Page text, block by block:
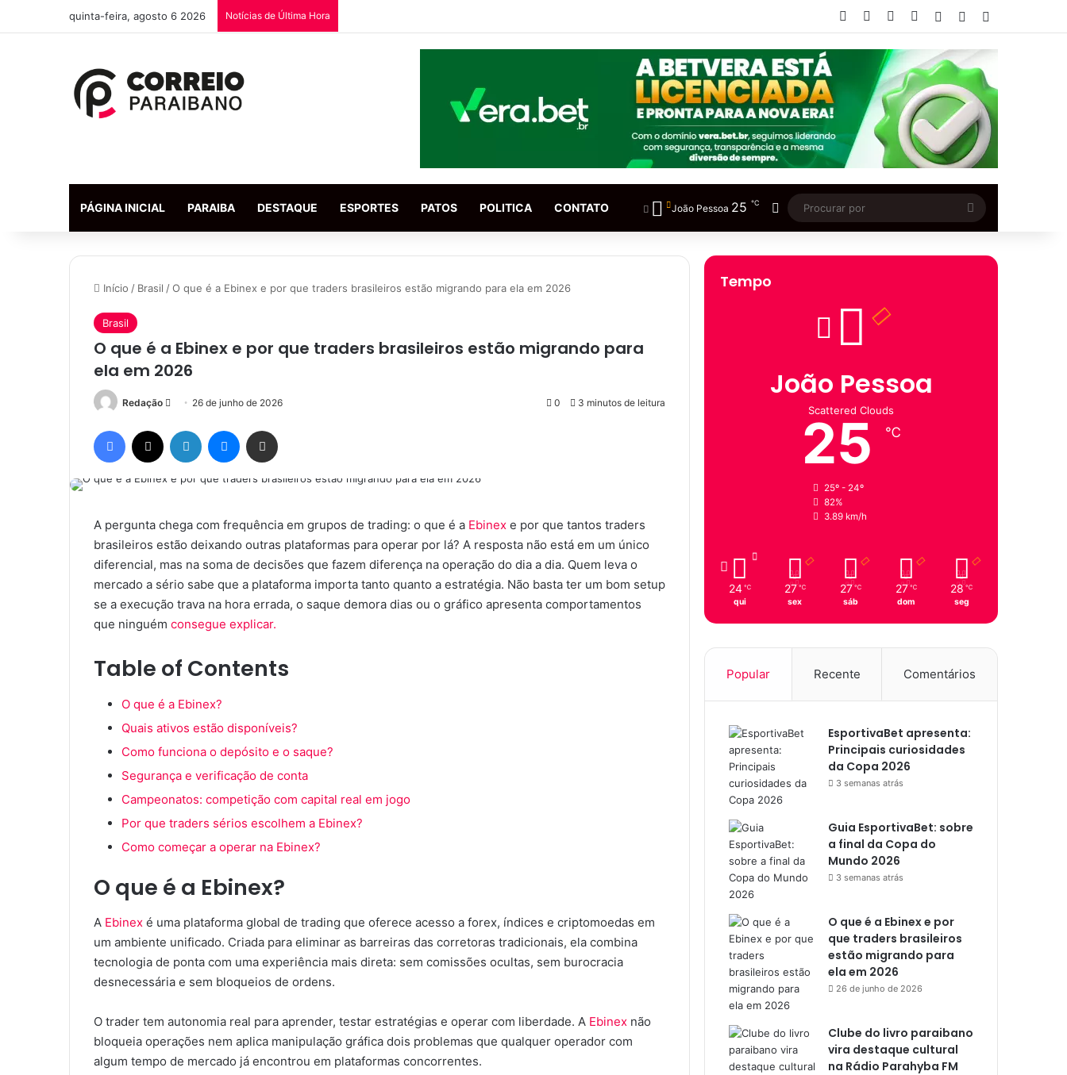
quinta-feira, agosto 6 2026 Notícias de Última Hora Facebook YouTubeInstagram
Entrar Artigo aleatório
PÁGINA INICIAL PARAIBA DESTAQUE ESPORTES PATOS POLITICA CONTATO João Pessoa 25 ℃ Switch skin
Procurar
por
Início / Brasil /O que é a Ebinex e por que traders brasileiros estão migrando para ela em 2026
Brasil
O que é a Ebinex e por que traders brasileiros estão migrando para
ela em 2026
Redação
Mande
e-
mail
26 de junho de 2026 0 3 minutos de leitura
Facebook Linkedin Messenger
A pergunta chega com frequência em grupos de trading: o que é a Ebinex e por que tantos traders
brasileiros estão deixando outras plataformas para operar por lá? A resposta não está em um único
diferencial, mas na soma de decisões que fazem diferença na operação do dia a dia. Quem leva o
mercado a sério sabe que a plataforma importa tanto quanto a estratégia. Não basta ter um bom setup
se a execução trava na hora errada, o saque demora dias ou o gráfico apresenta comportamentos
que ninguém consegue explicar.
Table of Contents
O que é a Ebinex?
Quais ativos estão disponíveis?
Como funciona o depósito e o saque?
Segurança e verificação de conta
Campeonatos: competição com capital real em jogo
Por que traders sérios escolhem a Ebinex?
Como começar a operar na Ebinex?
O que é a Ebinex?
A Ebinex é uma plataforma global de trading que oferece acesso a forex, índices e criptomoedas em
um ambiente unificado. Criada para eliminar as barreiras das corretoras tradicionais, ela combina
tecnologia de ponta com uma experiência mais direta: sem comissões ocultas, sem burocracia
desnecessária e sem bloqueios de ordens.
O trader tem autonomia real para aprender, testar estratégias e operar com liberdade. A Ebinex não
bloqueia operações nem aplica manipulação gráfica dois problemas que qualquer operador com
algum tempo de mercado já encontrou em plataformas concorrentes.
Tempo
João Pessoa
Scattered Clouds
25 ℃
25º - 24º
82%
3.89 km/h
24 ℃
qui
27 ℃
sex
27 ℃
sáb
27 ℃
dom
28 ℃
seg
Popular Recente Comentários
EsportivaBet apresenta:
Principais curiosidades
da Copa 2026
3 semanas atrás
Guia EsportivaBet: sobre
a final da Copa do
Mundo 2026
3 semanas atrás
O que é a Ebinex e por
que traders brasileiros
estão migrando para
ela em 2026
26 de junho de 2026
Clube do livro paraibano
vira destaque cultural
na Rádio Parahyba FM